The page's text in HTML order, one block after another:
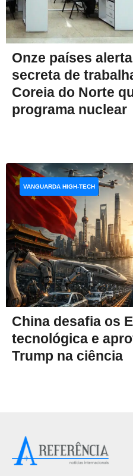
Onze países
secreta de
Coreia do Norte
programa nuclear
China desafia os
tecnológica e
Trump na ciência
VANGUARDA HIGH-TECH